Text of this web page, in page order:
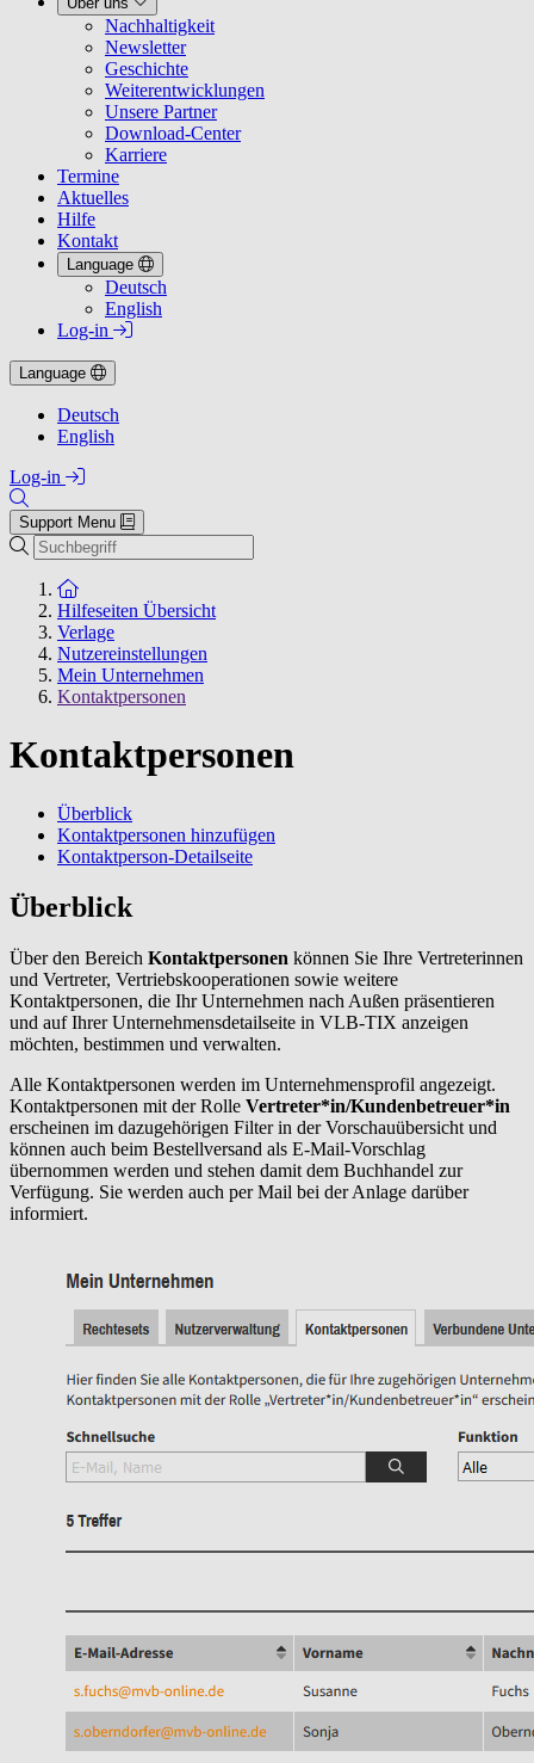
Nachhaltigkeit
Newsletter
Geschichte
Weiterentwicklungen
Unsere Partner
Download-Center
Karriere
Termine
Aktuelles
Hilfe
Kontakt
Language
Deutsch
English
Log-in
Language
Deutsch
English
Log-in
Support Menu
Suche
Zur Startseite
Hilfeseiten Übersicht
Verlage
Nutzereinstellungen
Mein Unternehmen
Kontaktpersonen
Kontaktpersonen
Überblick
Kontaktpersonen hinzufügen
Kontaktperson-Detailseite
Überblick
Über den Bereich Kontaktpersonen können Sie Ihre Vertreterinnen
und Vertreter, Vertriebskooperationen sowie weitere
Kontaktpersonen, die Ihr Unternehmen nach Außen präsentieren
und auf Ihrer Unternehmensdetailseite in VLB-TIX anzeigen
möchten, bestimmen und verwalten.
Alle Kontaktpersonen werden im Unternehmensprofil angezeigt.
Kontaktpersonen mit der Rolle Vertreter*in/Kundenbetreuer*in
erscheinen im dazugehörigen Filter in der Vorschauübersicht und
können auch beim Bestellversand als E-Mail-Vorschlag
übernommen werden und stehen damit dem Buchhandel zur
Verfügung. Sie werden auch per Mail bei der Anlage darüber
informiert.